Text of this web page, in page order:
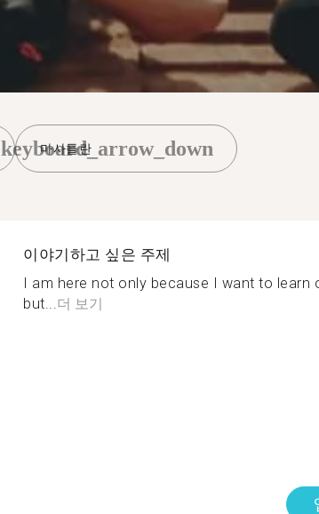
마사틀란
keyboard_arrow_down
이야기하고 싶은 주제
I am here not only because I want to learn
but...더 보기